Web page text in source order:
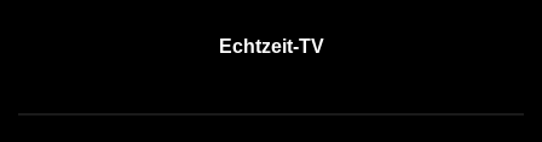
Echtzeit-TV